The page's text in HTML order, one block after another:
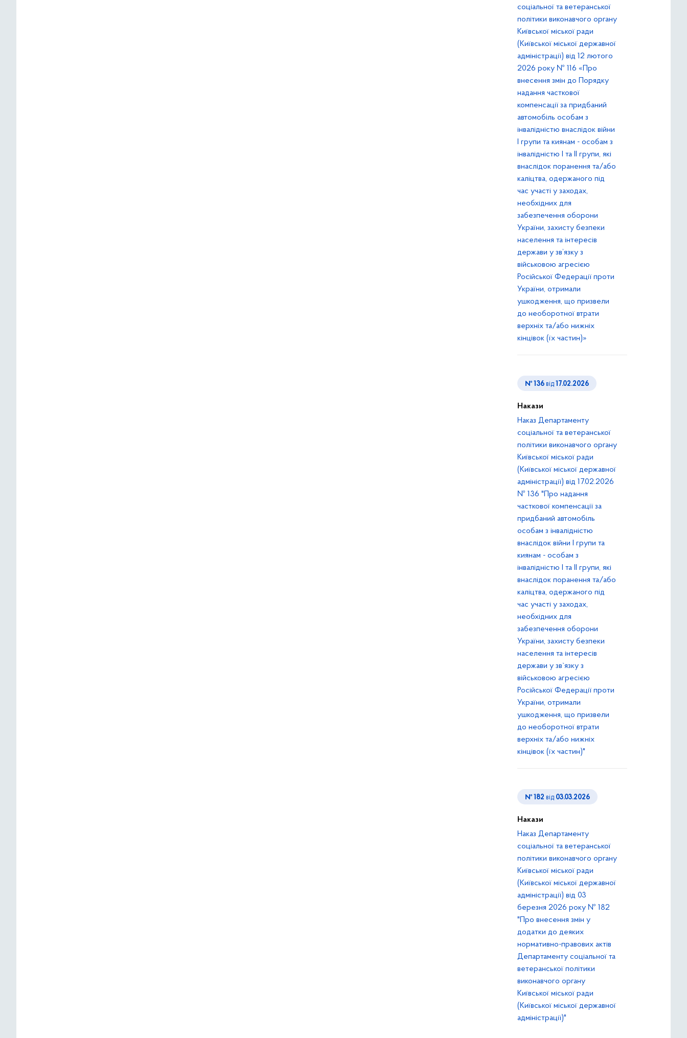
соціальної та ветеранської
політики виконавчого органу
Київської міської ради
(Київської міської державної
адміністрації) від 12 лютого
2026 року № 116 «Про
внесення змін до Порядку
надання часткової
компенсації за придбаний
автомобіль особам з
інвалідністю внаслідок війни
І групи та киянам - особам з
інвалідністю І та ІІ групи, які
внаслідок поранення та/або
каліцтва, одержаного під
час участі у заходах,
необхідних для
забезпечення оборони
України, захисту безпеки
населення та інтересів
держави у зв’язку з
військовою агресією
Російської Федерації проти
України, отримали
ушкодження, що призвели
до необоротної втрати
верхніх та/або нижніх
кінцівок (їх частин)»
№ 136 від 17.02.2026
Накази
Наказ Департаменту
соціальної та ветеранської
політики виконавчого органу
Київської міської ради
(Київської міської державної
адміністрації) від 17.02.2026
№ 136 "Про надання
часткової компенсації за
придбаний автомобіль
особам з інвалідністю
внаслідок війни І групи та
киянам - особам з
інвалідністю І та ІІ групи, які
внаслідок поранення та/або
каліцтва, одержаного під
час участі у заходах,
необхідних для
забезпечення оборони
України, захисту безпеки
населення та інтересів
держави у зв`язку з
військовою агресією
Російської Федерації проти
України, отримали
ушкодження, що призвели
до необоротної втрати
верхніх та/або нижніх
кінцівок (їх частин)"
№ 182 від 03.03.2026
Накази
Наказ Департаменту
соціальної та ветеранської
політики виконавчого органу
Київської міської ради
(Київської міської державної
адміністрації) від 03
березня 2026 року № 182
"Про внесення змін у
додатки до деяких
нормативно-правових актів
Департаменту соціальної та
ветеранської політики
виконавчого органу
Київської міської ради
(Київської міської державної
адміністрації)"